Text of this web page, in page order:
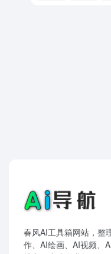
春风AI工具箱网站，整
作、AI绘画、AI视频、